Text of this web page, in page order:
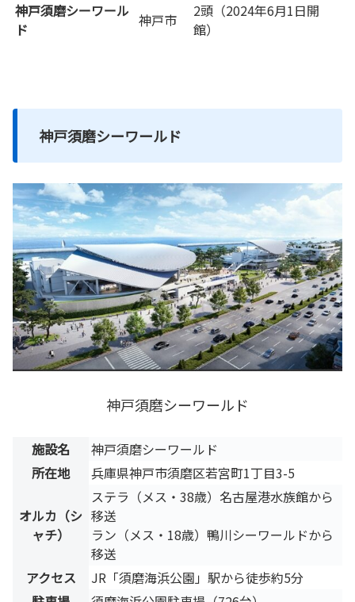
神戸須磨シーワール
ド
神戸市
2頭（2024年6月1日開
館）
神戸須磨シーワールド
神戸須磨シーワールド
施設名
神戸須磨シーワールド
所在地
兵庫県神戸市須磨区若宮町1丁目3-5
オルカ（シ
ャチ）
ステラ（メス・38歳）名古屋港水族館から
移送
ラン（メス・18歳）鴨川シーワールドから
移送
アクセス
JR「須磨海浜公園」駅から徒歩約5分